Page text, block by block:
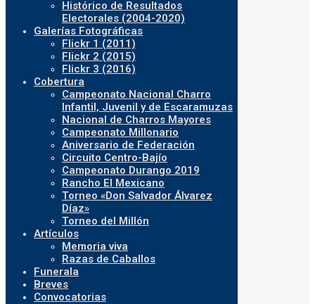
Histórico de Resultados
Electorales (2004-2020)
Galerías Fotográficas
Flickr 1 (2011)
Flickr 2 (2015)
Flickr 3 (2016)
Cobertura
Campeonato Nacional Charro
Infantil, Juvenil y de Escaramuzas
Nacional de Charros Mayores
Campeonato Millonario
Aniversario de Federación
Circuito Centro-Bajío
Campeonato Durango 2019
Rancho El Mexicano
Torneo «Don Salvador Álvarez
Díaz»
Torneo del Millón
Artículos
Memoria viva
Razas de Caballos
Funerala
Breves
Convocatorias